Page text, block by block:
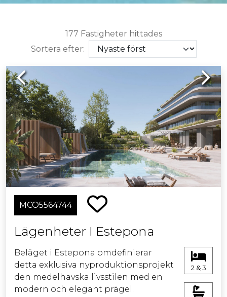
177 Fastigheter hittades
Sortera efter:
Previous Next
MCO5564744
Lägenheter I Estepona
Beläget i Estepona omdefinierar
detta exklusiva nyproduktionsprojekt
den medelhavska livsstilen med en
modern och elegant prägel.
2 & 3